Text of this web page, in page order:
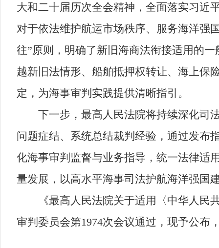
大和二十届历次全会精神，全面落实习近
对于依法维护航运市场秩序、服务海洋强
往”原则，明确了新旧海商法衔接适用的
越新旧法情形、船舶抵押权转让、海上保
定，为海事审判实践提供清晰指引。
下一步，最高人民法院将持续深化司法
问题症结、系统总结裁判经验，通过发布
化海事审判监督与业务指导，统一法律适
量发展，以高水平海事司法护航海洋强国
《最高人民法院关于适用〈中华人民共
审判委员会第1974次会议通过，现予公布